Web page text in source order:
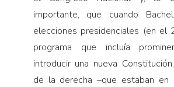
importante, que cuando
elecciones presidenciales (en el
programa que incluía
introducir una nueva
de la derecha –que estaban en